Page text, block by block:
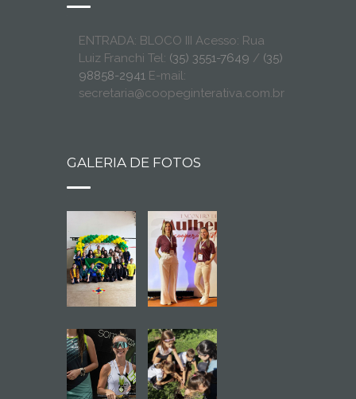
ENTRADA: BLOCO III Acesso: Rua
Luiz Franchi Tel: (35) 3551-7649 / (35)
98858-2941 E-mail:
secretaria@coopeginterativa.com.br
GALERIA DE FOTOS